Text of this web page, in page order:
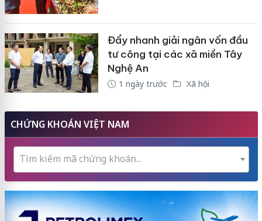
Đẩy nhanh giải ngân vốn đầu
tư công tại các xã miền Tây
Nghệ An
1 ngày trước Xã hội
CHỨNG KHOÁN VIỆT NAM
Tìm kiếm mã chứng khoán...